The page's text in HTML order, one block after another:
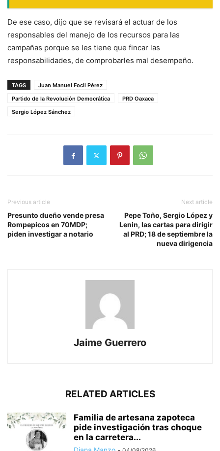
De ese caso, dijo que se revisará el actuar de los
responsables del manejo de los recursos para las
campañas porque se les tiene que fincar las
responsabilidades, de comprobarles mal desempeño.
TAGS
Juan Manuel Focil Pérez
Partido de la Revolución Democrática
PRD Oaxaca
Sergio López Sánchez
Previous article
Presunto dueño vende presa
Rompepicos en 70MDP;
piden investigar a notario
Next article
Pepe Toño, Sergio López y
Lenin, las cartas para dirigir
al PRD; 18 de septiembre la
nueva dirigencia
Jaime Guerrero
RELATED ARTICLES
Familia de artesana zapoteca
pide investigación tras choque
en la carretera...